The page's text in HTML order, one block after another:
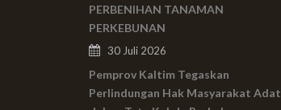
PERBENIHAN TANAMAN
PERKEBUNAN
30 Juli 2026
Pemprov Kaltim Tegaskan
Perlindungan Hak Masyarakat Adat